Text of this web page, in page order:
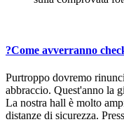
?Come avverranno
Purtroppo dovremo
abbraccio. Quest'anno la
La nostra hall è molto
distanze di sicurezza.